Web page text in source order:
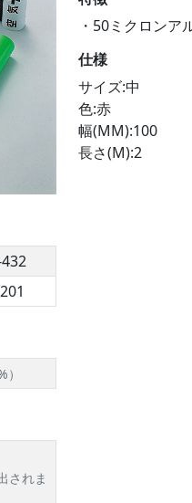
されま
・50ミクロンア
仕様
サイズ:中
色:赤
幅(MM):100
長さ(M):2